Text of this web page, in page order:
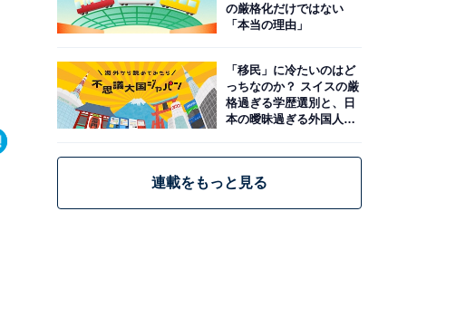
の厳格化だけではない
「本当の理由」
「移民」に冷たいのはど
っちなのか？ スイスの厳
格過ぎる学歴選別と、日
本の曖昧過ぎる外国人政
連載をもっと見る